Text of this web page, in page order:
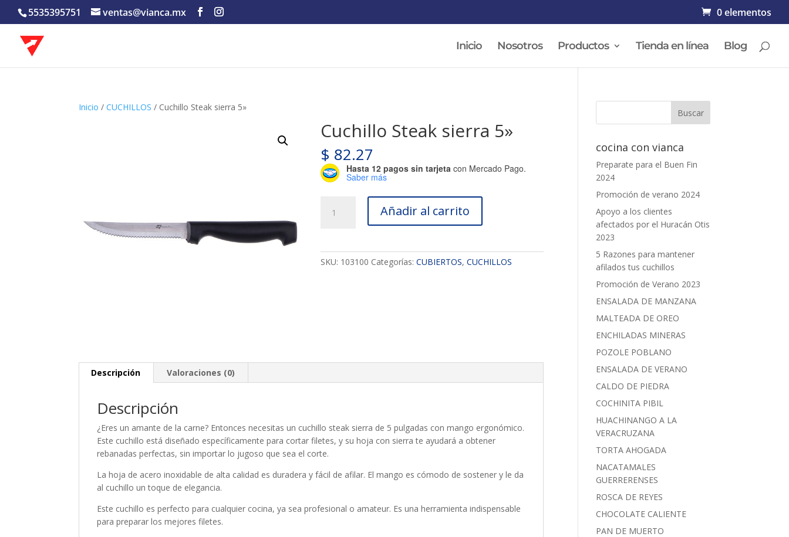
5535395751 ventas@vianca.mx 0 elementos
Inicio Nosotros Productos Tienda en línea Blog
Inicio /CUCHILLOS / Cuchillo Steak sierra 5»
Cuchillo Steak sierra 5»
$ 82.27
Hasta 12 pagos sin tarjeta con Mercado Pago.
Saber más
Steak
cantidad
Añadir al carrito
SKU: 103100 Categorías:CUBIERTOS,CUCHILLOS
Descripción Valoraciones (0)
Descripción
¿Eres un amante de la carne? Entonces necesitas un cuchillo steak sierra de 5 pulgadas con mango ergonómico.
Este cuchillo está diseñado específicamente para cortar filetes, y su hoja con sierra te ayudará a obtener
rebanadas perfectas, sin importar lo jugoso que sea el corte.
La hoja de acero inoxidable de alta calidad es duradera y fácil de afilar. El mango es cómodo de sostener y le da
al cuchillo un toque de elegancia.
Este cuchillo es perfecto para cualquier cocina, ya sea profesional o amateur. Es una herramienta indispensable
para preparar los mejores filetes.
cocina con vianca
Preparate para el Buen Fin
2024
Promoción de verano 2024
Apoyo a los clientes
afectados por el Huracán Otis
2023
5 Razones para mantener
afilados tus cuchillos
Promoción de Verano 2023
ENSALADA DE MANZANA
MALTEADA DE OREO
ENCHILADAS MINERAS
POZOLE POBLANO
ENSALADA DE VERANO
CALDO DE PIEDRA
COCHINITA PIBIL
HUACHINANGO A LA
VERACRUZANA
TORTA AHOGADA
NACATAMALES
GUERRERENSES
ROSCA DE REYES
CHOCOLATE CALIENTE
PAN DE MUERTO